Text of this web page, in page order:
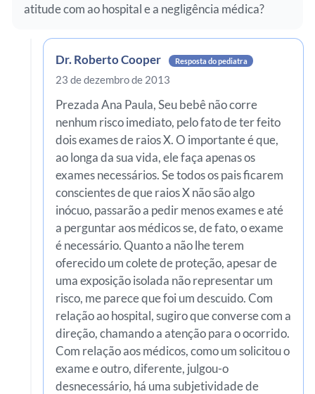
atitude com ao hospital e a negligência médica?
Dr. Roberto Cooper Resposta do pediatra
23 de dezembro de 2013
Prezada Ana Paula, Seu bebê não corre
nenhum risco imediato, pelo fato de ter feito
dois exames de raios X. O importante é que,
ao longa da sua vida, ele faça apenas os
exames necessários. Se todos os pais ficarem
conscientes de que raios X não são algo
inócuo, passarão a pedir menos exames e até
a perguntar aos médicos se, de fato, o exame
é necessário. Quanto a não lhe terem
oferecido um colete de proteção, apesar de
uma exposição isolada não representar um
risco, me parece que foi um descuido. Com
relação ao hospital, sugiro que converse com a
direção, chamando a atenção para o ocorrido.
Com relação aos médicos, como um solicitou o
exame e outro, diferente, julgou-o
desnecessário, há uma subjetividade de